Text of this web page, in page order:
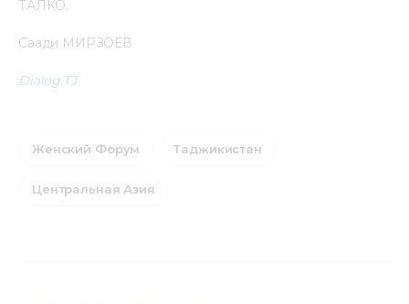
ТАЛКО.
Саади МИРЗОЕВ
Dialog.TJ
Женский Форум Таджикистан
Центральная Азия